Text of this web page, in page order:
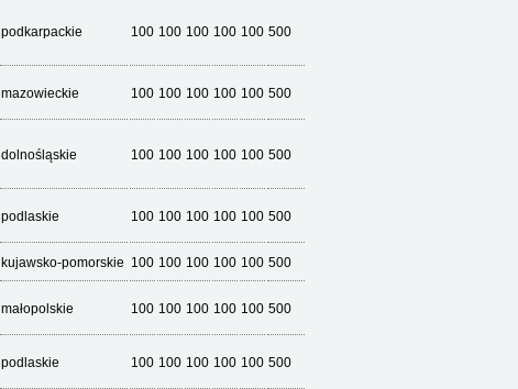
podkarpackie 100 100 100 100 100 500
mazowieckie 100 100 100 100 100 500
dolnośląskie 100 100 100 100 100 500
podlaskie 100 100 100 100 100 500
kujawsko-pomorskie 100 100 100 100 100 500
małopolskie 100 100 100 100 100 500
podlaskie 100 100 100 100 100 500